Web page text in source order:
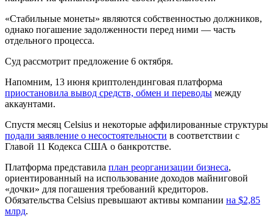
«Стабильные монеты» являются собственностью должников,
однако погашение задолженности перед ними — часть
отдельного процесса.
Суд рассмотрит предложение 6 октября.
Напомним, 13 июня криптолендинговая платформа
приостановила вывод средств, обмен и переводы между
аккаунтами.
Спустя месяц Celsius и некоторые аффилированные структуры
подали заявление о несостоятельности в соответствии с
Главой 11 Кодекса США о банкротстве.
Платформа представила план реорганизации бизнеса,
ориентированный на использование доходов майниговой
«дочки» для погашения требований кредиторов.
Обязательства Celsius превышают активы компании на $2,85
млрд.